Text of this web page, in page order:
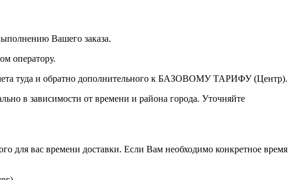
Вашего заказа.
оператору.
туда и обратно дополнительного к БАЗОВОМУ ТАРИФУ (Центр).
в зависимости от времени и района города. Уточняйте
для вас времени доставки. Если Вам необходимо конкретное время